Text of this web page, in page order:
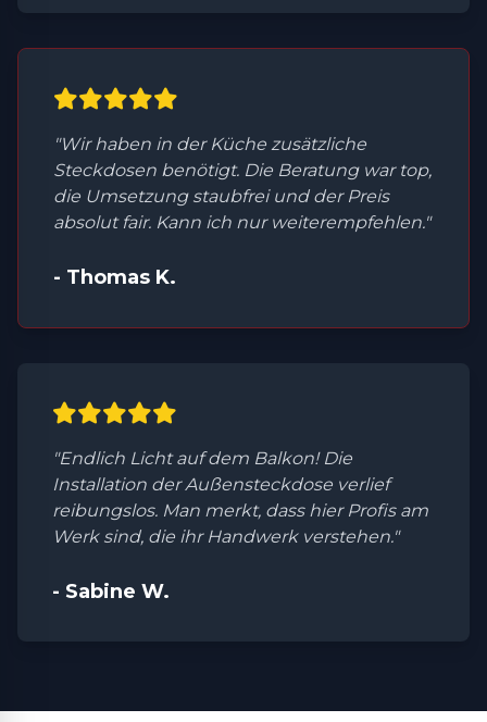
"Wir haben in der Küche zusätzliche
Steckdosen benötigt. Die Beratung war top,
die Umsetzung staubfrei und der Preis
absolut fair. Kann ich nur weiterempfehlen."
- Thomas K.
"Endlich Licht auf dem Balkon! Die
Installation der Außensteckdose verlief
reibungslos. Man merkt, dass hier Profis am
Werk sind, die ihr Handwerk verstehen."
- Sabine W.